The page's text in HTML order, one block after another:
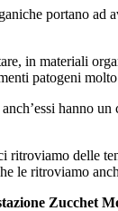
portano ad
in materiali
patogeni
hanno
ritroviamo delle
le ritroviamo
Zucchet